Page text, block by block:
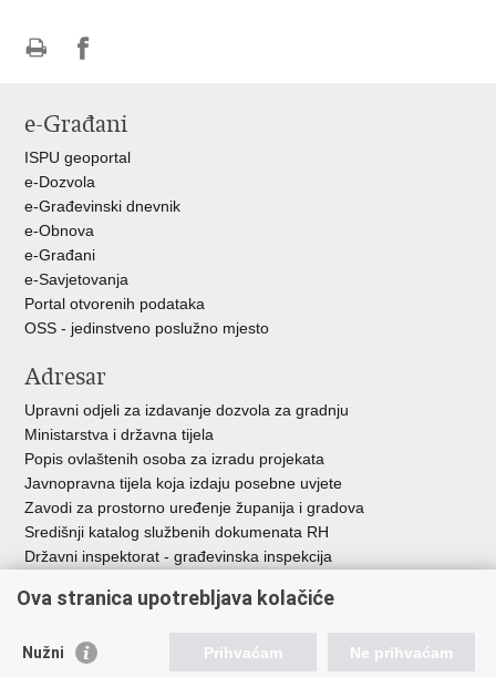
FacebookuTwitteru
e-Građani
ISPU geoportal
e-Dozvola
e-Građevinski dnevnik
e-Obnova
e-Građani
e-Savjetovanja
Portal otvorenih podataka
OSS - jedinstveno poslužno mjesto
Adresar
Upravni odjeli za izdavanje dozvola za gradnju
Ministarstva i državna tijela
Popis ovlaštenih osoba za izradu projekata
Javnopravna tijela koja izdaju posebne uvjete
Zavodi za prostorno uređenje županija i gradova
Središnji katalog službenih dokumenata RH
Državni inspektorat - građevinska inspekcija
Vlada Republike Hrvatske
Ova stranica upotrebljava kolačiće
Nužni Prihvaćam Ne prihvaćam